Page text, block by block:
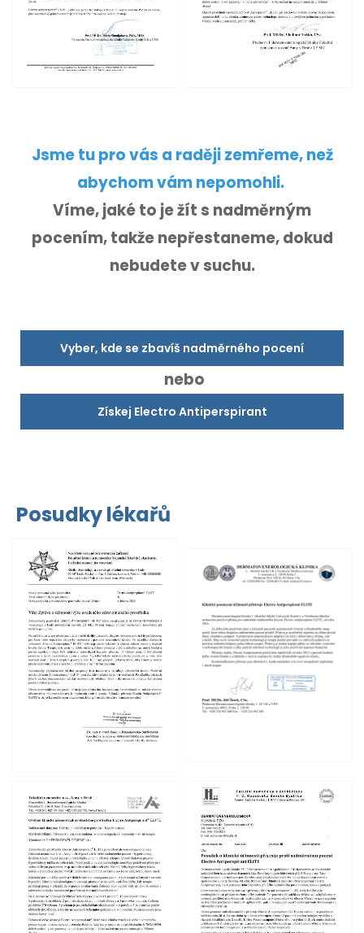
Jsme tu pro vás a raději zemřeme, než
abychom vám nepomohli.
Víme, jaké to je žít s nadměrným
pocením,takže nepřestaneme, dokud
nebudete v suchu.
Vyber, kde se zbavíš nadměrného pocení
nebo
Získej Electro Antiperspirant
Posudky lékařů